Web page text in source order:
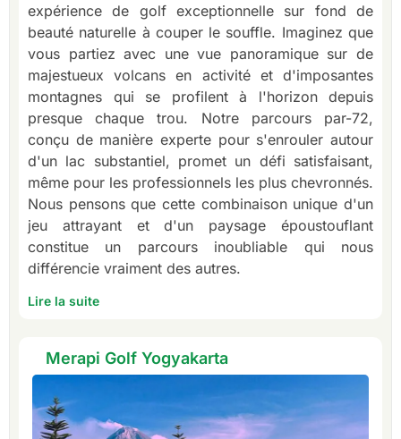
expérience de golf exceptionnelle sur fond de
beauté naturelle à couper le souffle. Imaginez que
vous partiez avec une vue panoramique sur de
majestueux volcans en activité et d'imposantes
montagnes qui se profilent à l'horizon depuis
presque chaque trou. Notre parcours par-72,
conçu de manière experte pour s'enrouler autour
d'un lac substantiel, promet un défi satisfaisant,
même pour les professionnels les plus chevronnés.
Nous pensons que cette combinaison unique d'un
jeu attrayant et d'un paysage époustouflant
constitue un parcours inoubliable qui nous
différencie vraiment des autres.
Lire la suite
Merapi Golf Yogyakarta